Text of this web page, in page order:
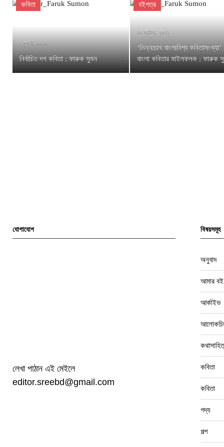
কবিতা
১ জুলাই, ২০২২
নির্বাচিত দশ কবিতা : ফারুক সুমন
বইপত্র
২৯ অক্টোবর, ২০২১
‘ভিন্নচোখ বাংলাবিশ্ব কবিতাসংখ্যা’
বাংলা কবিতার মাইলফলক : ফারুক
যোগাযোগ
লেখা পাঠান এই মেইলে
editor.sreebd@gmail.com
বিষয়সমূহ
অনুবাদ
আমার বই
আর্কাইভ
কবিতা
কবিতা
গদ্য
গল্প